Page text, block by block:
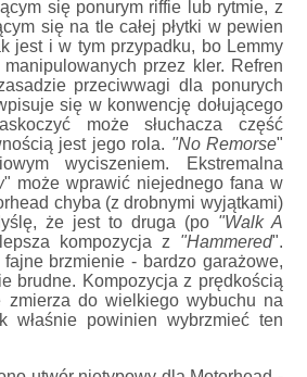
się ponurym riffie lub rytmie, z
się na tle całej płytki w pewien
jest i w tym przypadku, bo Lemmy
przez kler. Refren
przeciwwagi dla ponurych
się w konwencję dołującego
może słuchacza część
jest jego rola. "No Remorse"
wyciszeniem. Ekstremalna
" może wprawić niejednego fana w
chyba (z drobnymi wyjątkami)
że jest to druga (po "Walk A
kompozycja z "Hammered".
fajne brzmienie - bardzo garażowe,
brudne. Kompozycja z prędkością
do wielkiego wybuchu na
właśnie powinien wybrzmieć ten